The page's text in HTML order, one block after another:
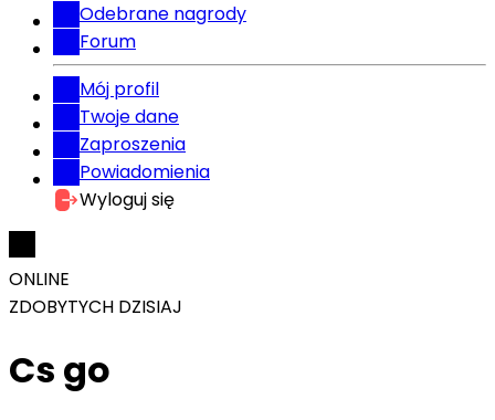
Odebrane nagrody
Forum
Mój profil
Twoje dane
Zaproszenia
Powiadomienia
Wyloguj się
ONLINE
ZDOBYTYCH DZISIAJ
Cs go